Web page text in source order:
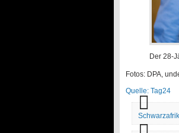
Der 28-
Fotos: DPA,
Quelle: Tag24